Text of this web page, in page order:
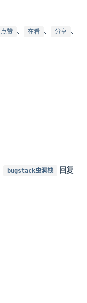
点赞 、 在看 、 分享 、
bugstack虫洞栈
回复